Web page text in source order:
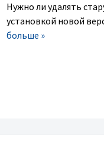
Нужно ли удалять
установкой новой
больше »